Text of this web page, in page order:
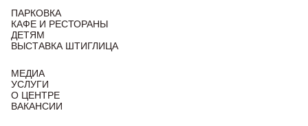
ПАРКОВКА
КАФЕ И РЕСТОРАНЫ
ДЕТЯМ
ВЫСТАВКА ШТИГЛИЦА
МЕДИА
УСЛУГИ
О ЦЕНТРЕ
ВАКАНСИИ